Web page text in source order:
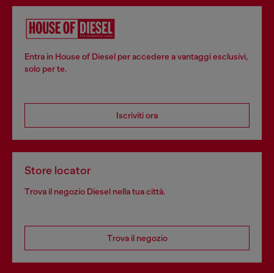
Entra in House of Diesel per accedere a vantaggi esclusivi,
solo per te.
Iscriviti ora
Store locator
Trova il negozio Diesel nella tua città.
Trova il negozio